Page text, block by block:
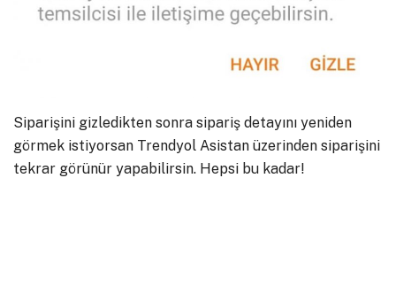
Siparişini gizledikten sonra sipariş detayını yeniden
görmek istiyorsan Trendyol Asistan üzerinden siparişini
tekrar görünür yapabilirsin. Hepsi bu kadar!